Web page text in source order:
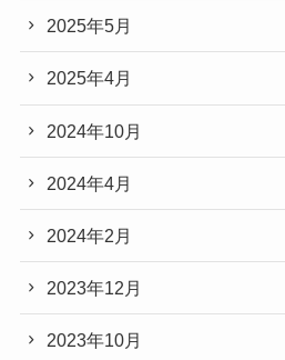
2025年5月
2025年4月
2024年10月
2024年4月
2024年2月
2023年12月
2023年10月